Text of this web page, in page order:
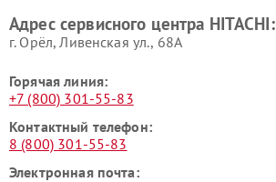
HITACHI
HITACHI
Адрес сервисного центра HITACHI:
г. Орёл, Ливенская ул., 68А
Горячая линия:
+7 (800) 301-55-83
Контактный телефон:
8 (800) 301-55-83
Электронная почта: